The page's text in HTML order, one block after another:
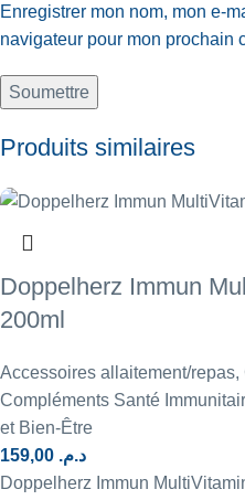
Enregistrer mon nom, mon e-
navigateur pour mon prochain
Produits similaires
Doppelherz Immun
200ml
Accessoires allaitement/repas,
Compléments Santé
et Bien-Être
د.م.
Doppelherz Immun